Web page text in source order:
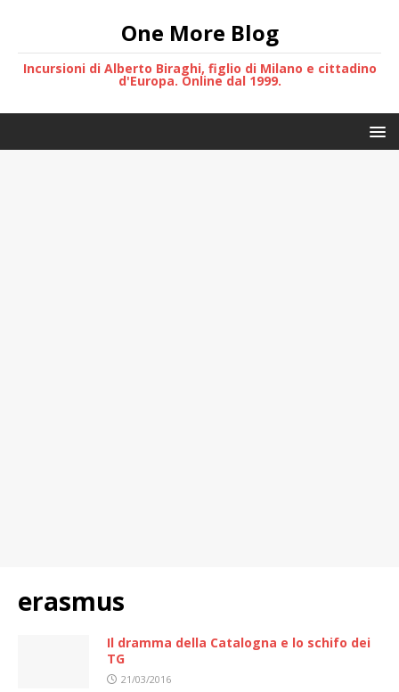
One More Blog
Incursioni di Alberto Biraghi, figlio di Milano e cittadino
d'Europa. Online dal 1999.
erasmus
Il dramma della Catalogna e lo schifo dei
TG
21/03/2016